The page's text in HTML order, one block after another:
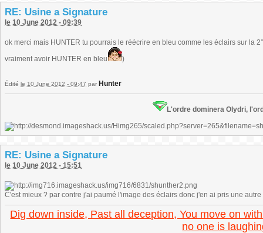
RE: Usine a Signature
le 10 June 2012 - 09:39
ok merci mais HUNTER tu pourrais le réécrire en bleu comme les éclairs sur la
vraiment avoir HUNTER en bleu
)
Édité le 10 June 2012 - 09:47 par Hunter
L'ordre dominera Olydri,
RE: Usine a Signature
le 10 June 2012 - 15:51
C'est mieux ? par contre j'ai paumé l'image des éclairs donc j'en ai pris une autre
Dig down inside, Past all deception, You move on
no one is